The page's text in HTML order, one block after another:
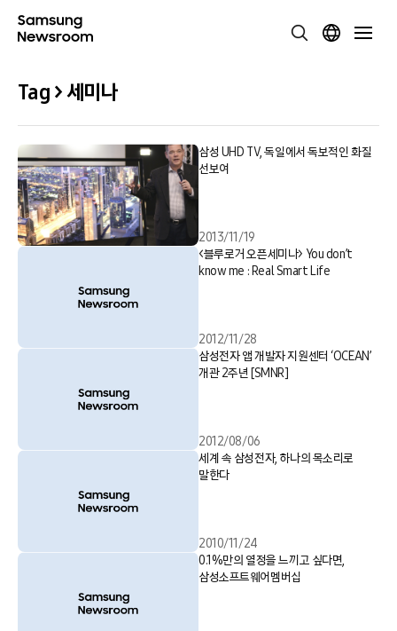
Tag > 세미나
삼성 UHD TV, 독일에서 독보적인 화질
선보여
2013/11/19
<블루로거 오픈세미나> You don’t
know me : Real Smart Life
2012/11/28
삼성전자 앱 개발자 지원센터 ‘OCEAN’
개관 2주년 [SMNR]
2012/08/06
세계 속 삼성전자, 하나의 목소리로
말한다
2010/11/24
0.1%만의 열정을 느끼고 싶다면,
삼성소프트웨어멤버십